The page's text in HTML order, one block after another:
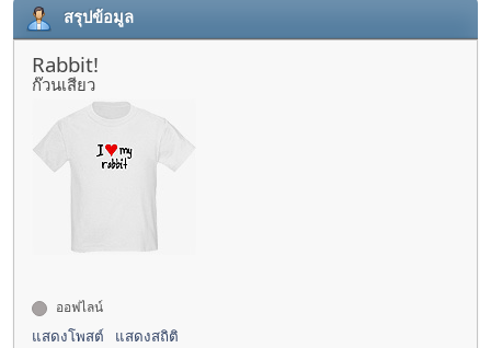
สรุปข้อมูล
Rabbit!
ก๊วนเสียว
ออฟไลน์
แสดงโพสต์
แสดงสถิติ